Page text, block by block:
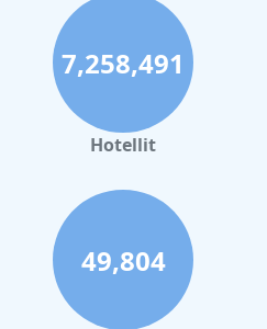
7,258,491
Hotellit
49,804